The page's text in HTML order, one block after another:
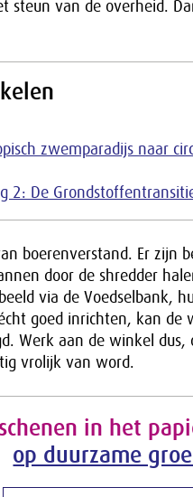
steun van de overheid.
zwemparadijs naar
2: De
boerenverstand. Er zijn
door de shredder
via de Voedselbank,
goed inrichten, kan de
Werk aan de winkel
vrolijk van word.
in het
op duurzame